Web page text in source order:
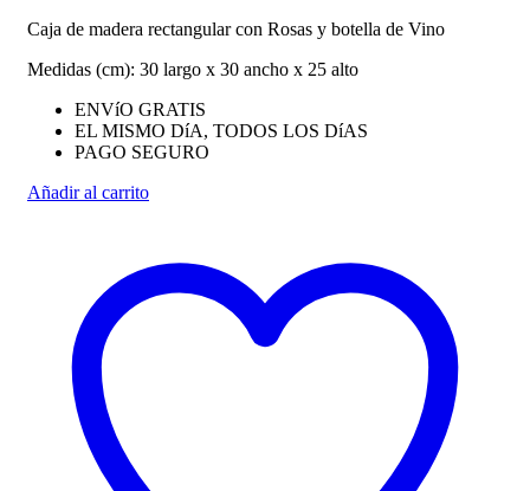
Caja de madera rectangular con Rosas y botella de Vino
Medidas (cm): 30 largo x 30 ancho x 25 alto
ENVíO GRATIS
EL MISMO DíA, TODOS LOS DíAS
PAGO SEGURO
Añadir al carrito